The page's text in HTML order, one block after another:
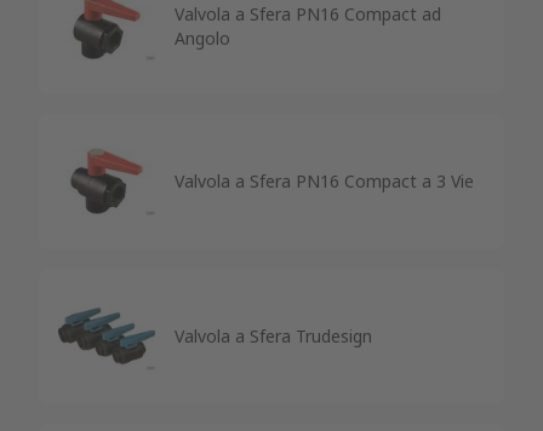
Valvola a Sfera PN16 Compact ad
Angolo
Valvola a Sfera PN16 Compact a 3 Vie
Valvola a Sfera Trudesign